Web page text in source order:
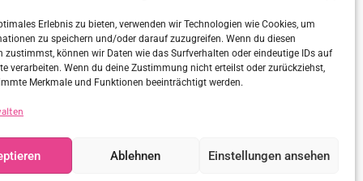
Erlebnis zu bieten, verwenden wir Technologien wie Cookies, um
zu speichern und/oder darauf zuzugreifen. Wenn du diesen
zustimmst, können wir Daten wie das Surfverhalten oder eindeutige IDs auf
verarbeiten. Wenn du deine Zustimmung nicht erteilst oder zurückziehst,
Merkmale und Funktionen beeinträchtigt werden.
Ablehnen Einstellungen ansehen